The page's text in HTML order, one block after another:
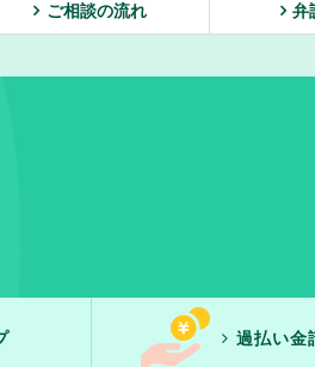
ご相談の流れ 弁
過払い金